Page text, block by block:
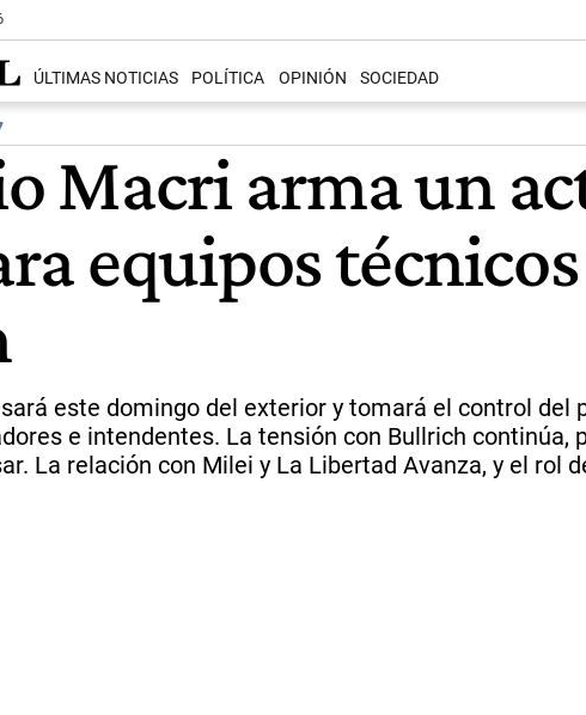
ÚLTIMAS NOTICIAS POLÍTICA OPINIÓN SOCIEDAD
Macri arma un
equipos
este domingo del exterior y tomará el control
e intendentes. La tensión con Bullrich
La relación con Milei y La Libertad Avanza, y el rol